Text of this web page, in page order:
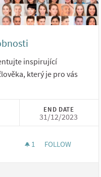
inspirující
který je pro vás
END DATE
31/12/2023
1 1 FOLLOWER
FOLLOW